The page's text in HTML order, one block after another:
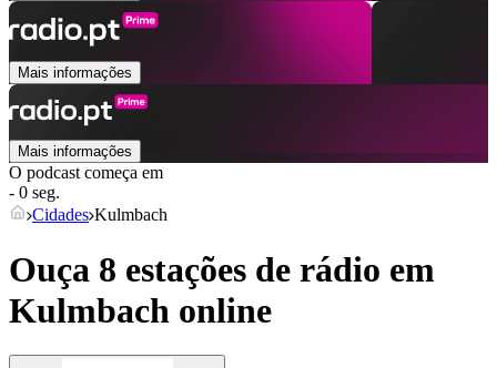
Mais informações
Mais informações
O podcast começa em
- 0 seg.
Cidades Kulmbach
Ouça 8 estações de rádio em
Kulmbach online